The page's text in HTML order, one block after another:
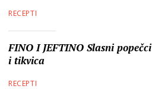
RECEPTI
FINO I JEFTINO Slasni
i tikvica
RECEPTI